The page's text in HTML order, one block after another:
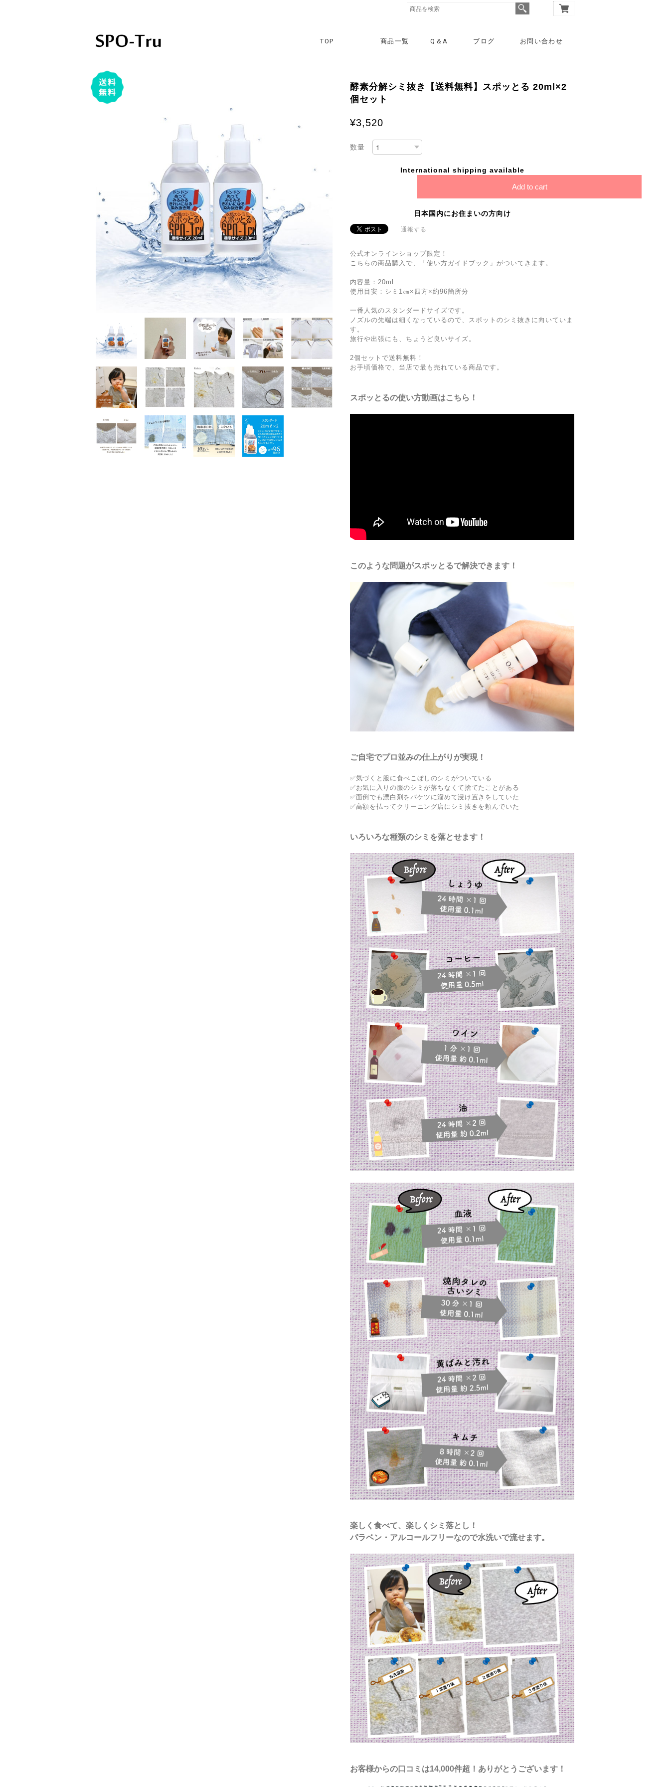
TOP 商品一覧 Q＆A ブログ お問い合わせ
酵素分解シミ抜き【送料無料】スポッとる 20ml×2
個セット
¥3,520
数量
International shipping available
Add to cart
日本国内にお住まいの方向け
通報する
公式オンラインショップ限定！
こちらの商品購入で、「使い方ガイドブック」がついてきます。
内容量：20ml
使用目安：シミ1㎝×四方×約96箇所分
一番人気のスタンダードサイズです。
ノズルの先端は細くなっているので、スポットのシミ抜きに向いていま
す。
旅行や出張にも、ちょうど良いサイズ。
2個セットで送料無料！
お手頃価格で、当店で最も売れている商品です。
スポッとるの使い方動画はこちら！
このような問題がスポッとるで解決できます！
ご自宅でプロ並みの仕上がりが実現！
✅気づくと服に食べこぼしのシミがついている
✅お気に入りの服のシミが落ちなくて捨てたことがある
✅面倒でも漂白剤をバケツに溜めて浸け置きをしていた
✅高額を払ってクリーニング店にシミ抜きを頼んでいた
いろいろな種類のシミを落とせます！
楽しく食べて、楽しくシミ落とし！
パラベン・アルコールフリーなので水洗いで流せます。
お客様からの口コミは14,000件超！ありがとうございます！